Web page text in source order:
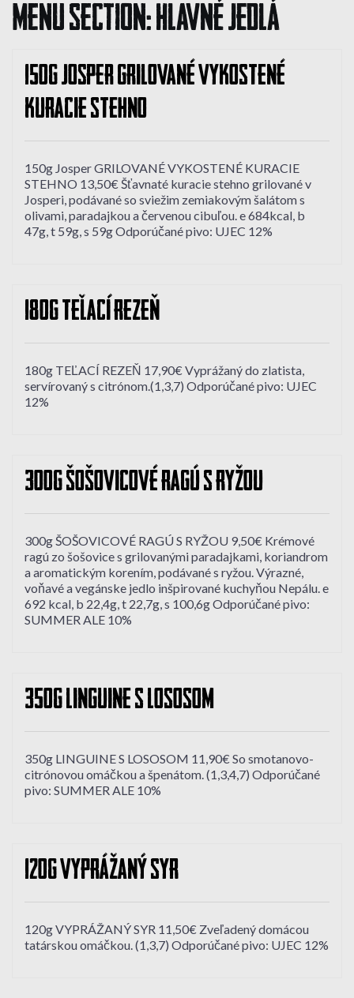
Menu Section:HLAVNÉ JEDLÁ
150g Josper GRILOVANÉ VYKOSTENÉ
KURACIE STEHNO
150g Josper GRILOVANÉ VYKOSTENÉ KURACIE
STEHNO 13,50€ Šťavnaté kuracie stehno grilované v
Josperi, podávané so sviežim zemiakovým šalátom s
olivami, paradajkou a červenou cibuľou. e 684kcal, b
47g, t 59g, s 59g Odporúčané pivo: UJEC 12%
180g TEĽACÍ REZEŇ
180g TEĽACÍ REZEŇ 17,90€ Vyprážaný do zlatista,
servírovaný s citrónom.(1,3,7) Odporúčané pivo: UJEC
12%
300g ŠOŠOVICOVÉ RAGÚ S RYŽOU
300g ŠOŠOVICOVÉ RAGÚ S RYŽOU 9,50€ Krémové
ragú zo šošovice s grilovanými paradajkami, koriandrom
a aromatickým korením, podávané s ryžou. Výrazné,
voňavé a vegánske jedlo inšpirované kuchyňou Nepálu. e
692 kcal, b 22,4g, t 22,7g, s 100,6g Odporúčané pivo:
SUMMER ALE 10%
350g LINGUINE S LOSOSOM
350g LINGUINE S LOSOSOM 11,90€ So smotanovo-
citrónovou omáčkou a špenátom. (1,3,4,7) Odporúčané
pivo: SUMMER ALE 10%
120g VYPRÁŽANÝ SYR
120g VYPRÁŽANÝ SYR 11,50€ Zveľadený domácou
tatárskou omáčkou. (1,3,7) Odporúčané pivo: UJEC 12%